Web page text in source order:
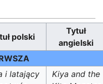
polski
Tytuł
angielski
i latający
Kiya and the